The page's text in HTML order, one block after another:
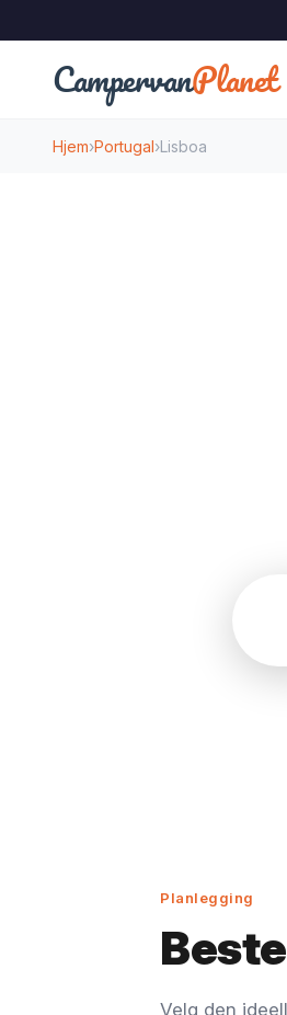
CampervanPlanet
Hjem›Portugal›Lisboa
Planlegging
Velg den